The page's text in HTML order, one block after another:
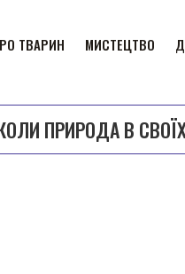
ТВАРИН МИСТЕЦТВО
ПРИРОДА В